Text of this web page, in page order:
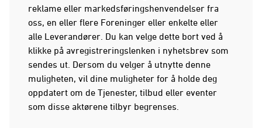
reklame eller markedsføringshenvendelser fra
oss, en eller flere Foreninger eller enkelte eller
alle Leverandører. Du kan velge dette bort ved å
klikke på avregistreringslenken i nyhetsbrev som
sendes ut. Dersom du velger å utnytte denne
muligheten, vil dine muligheter for å holde deg
oppdatert om de Tjenester, tilbud eller eventer
som disse aktørene tilbyr begrenses.